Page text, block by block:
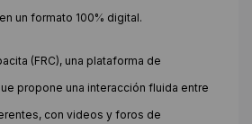
un formato 100% digital.
(FRC), una plataforma de
propone una interacción fluida entre
con videos y foros de